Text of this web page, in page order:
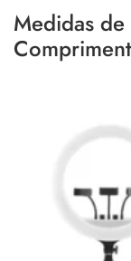
Medidas